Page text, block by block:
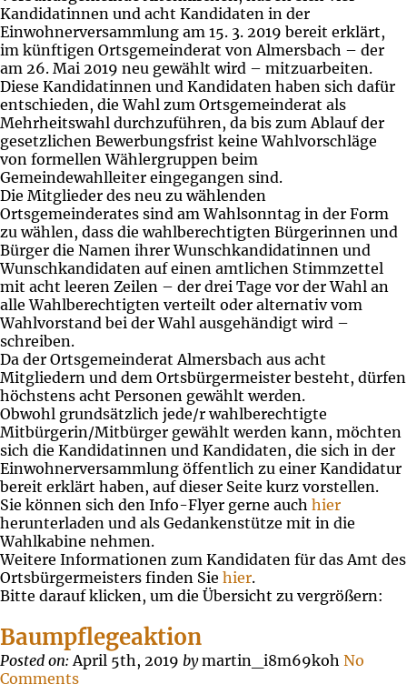
Kandidatinnen und acht Kandidaten in der
Einwohnerversammlung am 15. 3. 2019 bereit erklärt,
im künftigen Ortsgemeinderat von Almersbach – der
am 26. Mai 2019 neu gewählt wird – mitzuarbeiten.
Diese Kandidatinnen und Kandidaten haben sich dafür
entschieden, die Wahl zum Ortsgemeinderat als
Mehrheitswahl durchzuführen, da bis zum Ablauf der
gesetzlichen Bewerbungsfrist keine Wahlvorschläge
von formellen Wählergruppen beim
Gemeindewahlleiter eingegangen sind.
Die Mitglieder des neu zu wählenden
Ortsgemeinderates sind am Wahlsonntag in der Form
zu wählen, dass die wahlberechtigten Bürgerinnen und
Bürger die Namen ihrer Wunschkandidatinnen und
Wunschkandidaten auf einen amtlichen Stimmzettel
mit acht leeren Zeilen – der drei Tage vor der Wahl an
alle Wahlberechtigten verteilt oder alternativ vom
Wahlvorstand bei der Wahl ausgehändigt wird –
schreiben.
Da der Ortsgemeinderat Almersbach aus acht
Mitgliedern und dem Ortsbürgermeister besteht, dürfen
höchstens acht Personen gewählt werden.
Obwohl grundsätzlich jede/r wahlberechtigte
Mitbürgerin/Mitbürger gewählt werden kann, möchten
sich die Kandidatinnen und Kandidaten, die sich in der
Einwohnerversammlung öffentlich zu einer Kandidatur
bereit erklärt haben, auf dieser Seite kurz vorstellen.
Sie können sich den Info-Flyer gerne auch hier
herunterladen und als Gedankenstütze mit in die
Wahlkabine nehmen.
Weitere Informationen zum Kandidaten für das Amt des
Ortsbürgermeisters finden Sie hier.
Bitte darauf klicken, um die Übersicht zu vergrößern:
Baumpflegeaktion
Posted on: April 5th, 2019 bymartin_i8m69koh No
Comments